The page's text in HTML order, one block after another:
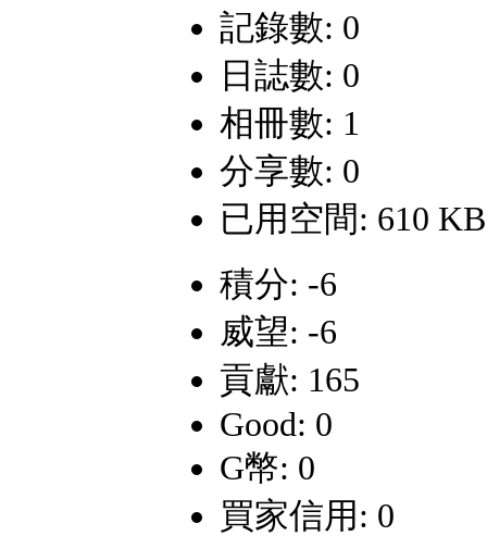
記錄數: 0
日誌數: 0
相冊數: 1
分享數: 0
已用空間: 610 KB
積分: -6
威望: -6
貢獻: 165
Good: 0
G幣: 0
買家信用: 0